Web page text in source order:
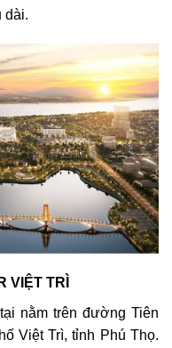
dài.
VIỆT TRÌ
nằm trên đường Tiên
Việt Trì, tỉnh Phú Thọ.